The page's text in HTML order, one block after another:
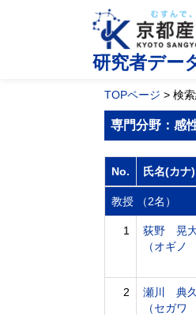
研究者デー
TOPページ > 検
専門分野：感
No. 氏名(カナ)
教授 （2名）
1
荻野 晃
（オギノ
2
瀬川 典久
（セガワ